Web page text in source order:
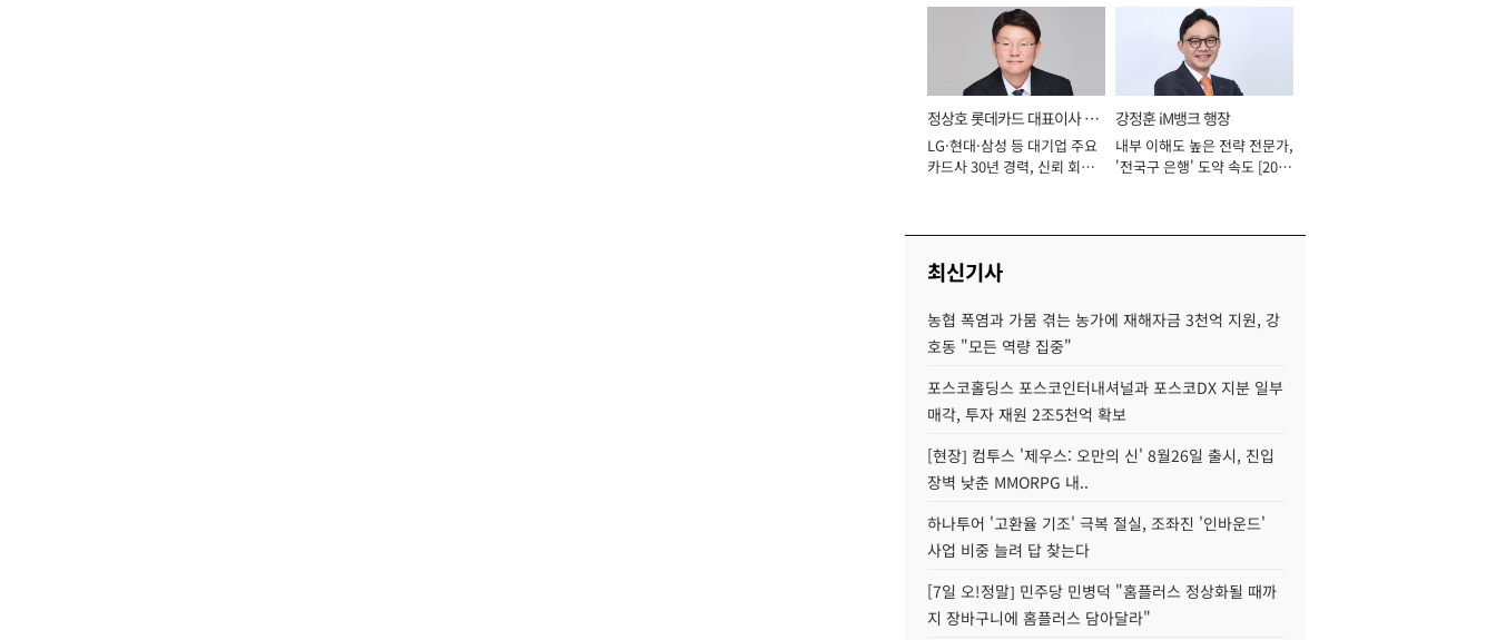
정상호 롯데카드 대표이사 사
장
LG·현대·삼성 등 대기업 주요
카드사 30년 경력, 신뢰 회복
강정훈 iM뱅크 행장
내부 이해도 높은 전략 전문가,
'전국구 은행' 도약 속도 [2026
최신기사
농협 폭염과 가뭄 겪는 농가에 재해자금 3천억 지원, 강
호동 "모든 역량 집중"
포스코홀딩스 포스코인터내셔널과 포스코DX 지분 일부
매각, 투자 재원 2조5천억 확보
[현장] 컴투스 '제우스: 오만의 신' 8월26일 출시, 진입
장벽 낮춘 MMORPG 내..
하나투어 '고환율 기조' 극복 절실, 조좌진 '인바운드'
사업 비중 늘려 답 찾는다
[7일 오!정말] 민주당 민병덕 "홈플러스 정상화될 때까
지 장바구니에 홈플러스 담아달라"